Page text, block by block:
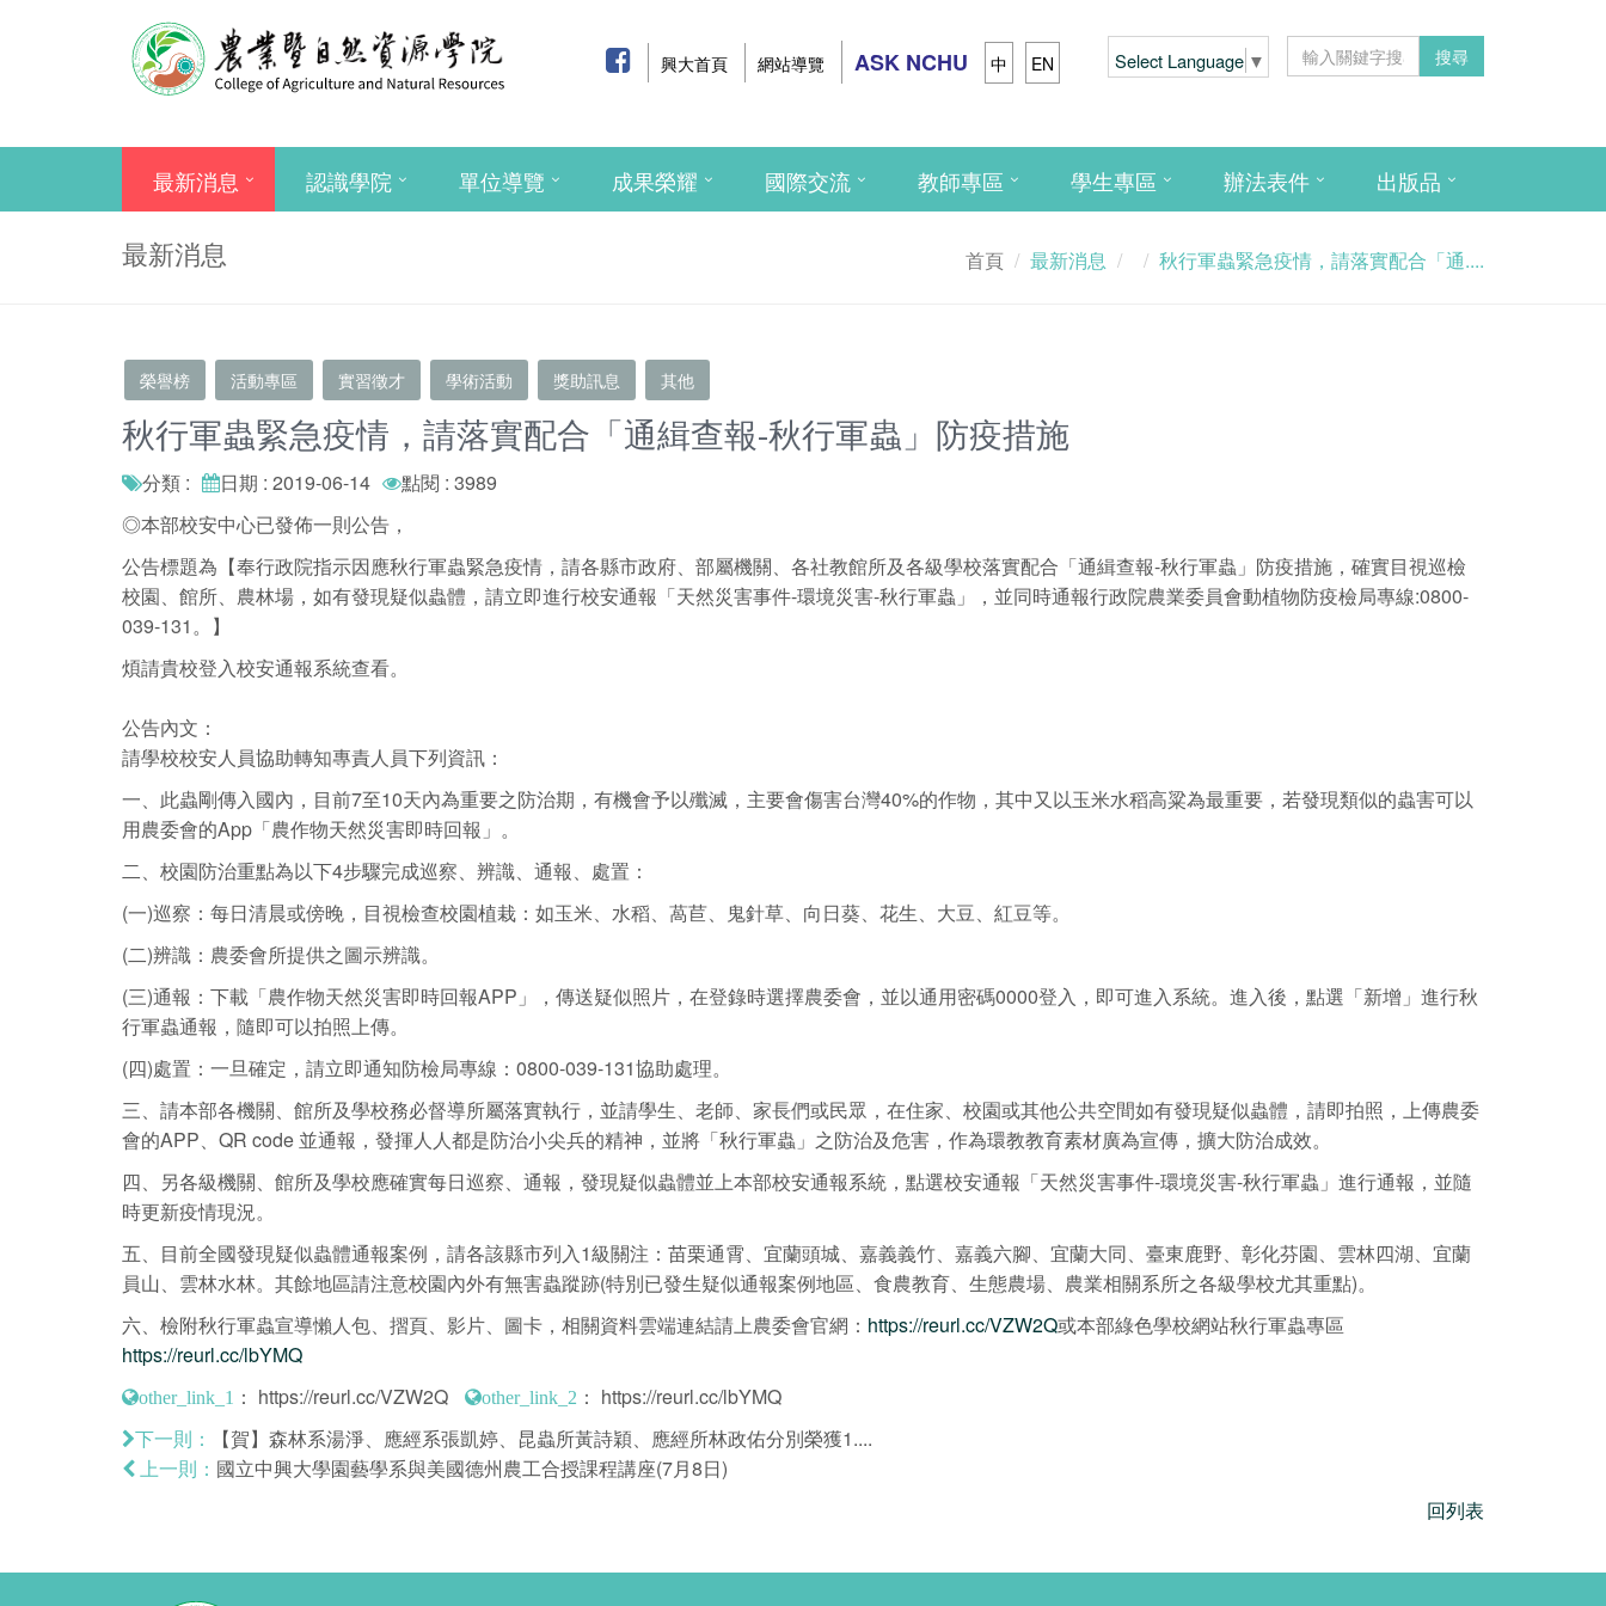
興大首頁 網站導覽 ASK NCHU 中 EN Select Language ▼ 搜尋
最新消息 認識學院 單位導覽 成果榮耀 國際交流 教師專區 學生專區 辦法表件 出版品
最新消息 首頁 最新消息 秋行軍蟲緊急疫情，請落實配合「通....
榮譽榜 活動專區 實習徵才 學術活動 獎助訊息 其他
秋行軍蟲緊急疫情，請落實配合「通緝查報-秋行軍蟲」防疫措施
分類 : 日期 : 2019-06-14
點閱 : 3989
◎本部校安中心已發佈一則公告，
公告標題為【奉行政院指示因應秋行軍蟲緊急疫情，請各縣市政府、部屬機關、各社教館所及各級學校落實配合「通緝查報-秋行軍蟲」防疫措施，確實目視巡檢
校園、館所、農林場，如有發現疑似蟲體，請立即進行校安通報「天然災害事件-環境災害-秋行軍蟲」，並同時通報行政院農業委員會動植物防疫檢局專線:0800-
039-131。】
煩請貴校登入校安通報系統查看。
公告內文：
請學校校安人員協助轉知專責人員下列資訊：
一、此蟲剛傳入國內，目前7至10天內為重要之防治期，有機會予以殲滅，主要會傷害台灣40%的作物，其中又以玉米水稻高粱為最重要，若發現類似的蟲害可以
用農委會的App「農作物天然災害即時回報」。
二、校園防治重點為以下4步驟完成巡察、辨識、通報、處置：
(一)巡察：每日清晨或傍晚，目視檢查校園植栽：如玉米、水稻、萵苣、鬼針草、向日葵、花生、大豆、紅豆等。
(二)辨識：農委會所提供之圖示辨識。
(三)通報：下載「農作物天然災害即時回報APP」，傳送疑似照片，在登錄時選擇農委會，並以通用密碼0000登入，即可進入系統。進入後，點選「新增」進行秋
行軍蟲通報，隨即可以拍照上傳。
(四)處置：一旦確定，請立即通知防檢局專線：0800-039-131協助處理。
三、請本部各機關、館所及學校務必督導所屬落實執行，並請學生、老師、家長們或民眾，在住家、校園或其他公共空間如有發現疑似蟲體，請即拍照，上傳農委
會的APP、QR code 並通報，發揮人人都是防治小尖兵的精神，並將「秋行軍蟲」之防治及危害，作為環教教育素材廣為宣傳，擴大防治成效。
四、另各級機關、館所及學校應確實每日巡察、通報，發現疑似蟲體並上本部校安通報系統，點選校安通報「天然災害事件-環境災害-秋行軍蟲」進行通報，並隨
時更新疫情現況。
五、目前全國發現疑似蟲體通報案例，請各該縣市列入1級關注：苗栗通霄、宜蘭頭城、嘉義義竹、嘉義六腳、宜蘭大同、臺東鹿野、彰化芬園、雲林四湖、宜蘭
員山、雲林水林。其餘地區請注意校園內外有無害蟲蹤跡(特別已發生疑似通報案例地區、食農教育、生態農場、農業相關系所之各級學校尤其重點)。
六、檢附秋行軍蟲宣導懶人包、摺頁、影片、圖卡，相關資料雲端連結請上農委會官網： https://reurl.cc/VZW2Q或本部綠色學校網站秋行軍蟲專區
https://reurl.cc/lbYMQ
other_link_1 ： https://reurl.cc/VZW2Q other_link_2 ： https://reurl.cc/lbYMQ
下一則： 【賀】森林系湯淨、應經系張凱婷、昆蟲所黃詩穎、應經所林政佑分別榮獲1....
上一則： 國立中興大學園藝學系與美國德州農工合授課程講座(7月8日)
回列表